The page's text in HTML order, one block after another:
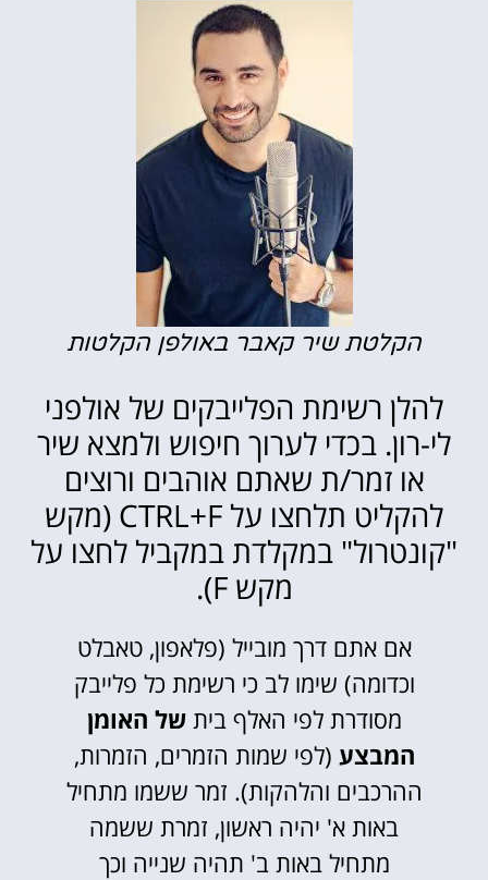
הקלטת שיר קאבר באולפן הקלטות
להלן רשימת הפלייבקים של אולפני
לי-רון. בכדי לערוך חיפוש ולמצא שיר
או זמר/ת שאתם אוהבים ורוצים
להקליט תלחצו על CTRL+F (מקש
"קונטרול" במקלדת במקביל לחצו על
מקש F).
אם אתם דרך מובייל (פלאפון, טאבלט
וכדומה) שימו לב כי רשימת כל פלייבק
מסודרת לפי האלף ביתשל האומן
המבצע (לפי שמות הזמרים, הזמרות,
ההרכבים והלהקות). זמר ששמו מתחיל
באות א' יהיה ראשון, זמרת ששמה
מתחיל באות ב' תהיה שנייה וכך